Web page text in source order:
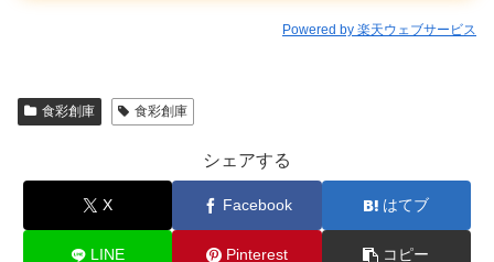
Powered by 楽天ウェブサービス
食彩創庫 食彩創庫
シェアする
X Facebook はてブ
LINE Pinterest コピー